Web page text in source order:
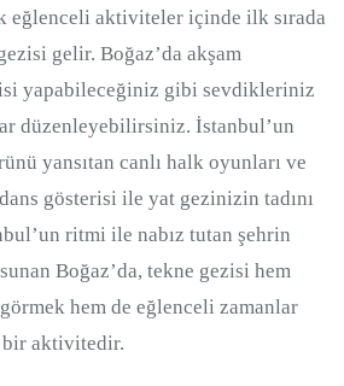
eğlenceli aktiviteler içinde ilk sırada
gelir. Boğaz’da akşam
yapabileceğiniz gibi sevdikleriniz
düzenleyebilirsiniz. İstanbul’un
yansıtan canlı halk oyunları ve
gösterisi ile yat gezinizin tadını
ritmi ile nabız tutan şehrin
Boğaz’da, tekne gezisi hem
hem de eğlenceli zamanlar
aktivitedir.